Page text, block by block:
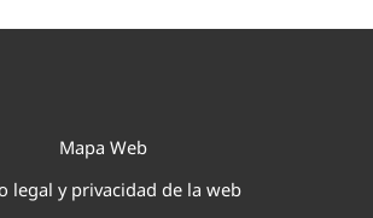
Mapa Web
legal y privacidad de la web